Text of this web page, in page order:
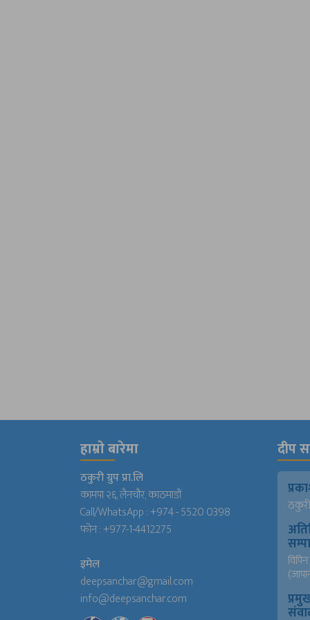
हाम्राे बारेमा
ठकुरी ग्रुप प्रा.लि
कामपा २६, लैनचौर, काठमाडौं
Call/WhatsApp :+974 - 5520 0398
फोन :+977-1-4412275
इमेल
deepsanchar@gmail.com
info@deepsanchar.com
दीप
ठकुरी